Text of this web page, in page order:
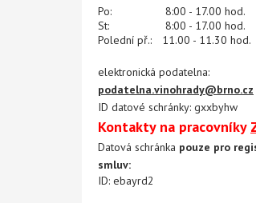
Po:
8:00 - 17.00 hod.
St:
8:00 - 17.00 hod.
Polední př.:
11.00 - 11.30 hod.
elektronická podatelna:
podatelna.vinohrady@brno.cz
ID datové schránky: gxxbyhw
Kontakty na pracovníky
Datová schránka pouze pro
smluv:
ID: ebayrd2